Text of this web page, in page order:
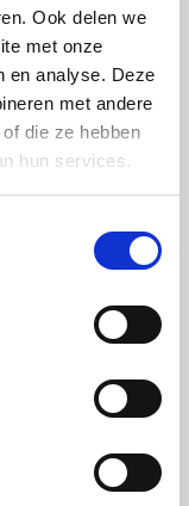
Ook delen we
met onze
en analyse. Deze
met andere
die ze hebben
hun services.
Get Your Guide